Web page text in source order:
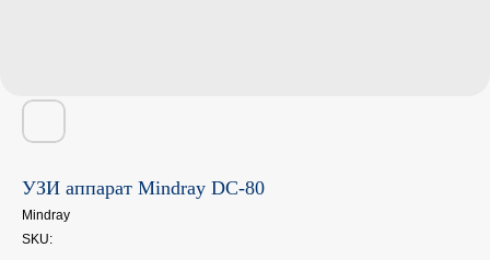
УЗИ аппарат Mindray DC-80
Mindray
SKU: